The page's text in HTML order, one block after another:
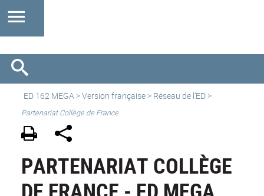
ED 162 MEGA >Version française > Réseau de l'ED >
Partenariat Collège de France
PARTENARIAT COLLÈGE